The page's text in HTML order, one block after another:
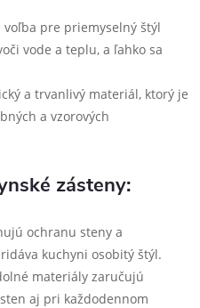
voľba pre priemyselný štýl
vode a teplu, a ľahko sa
a trvanlivý materiál, ktorý je
a vzorových
zásteny:
ochranu steny a
kuchyni osobitý štýl.
materiály zaručujú
aj pri každodennom